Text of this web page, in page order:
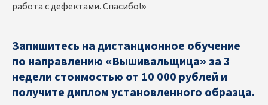
работа с дефектами. Спасибо!»
Запишитесь на дистанционное обучение
по направлению «Вышивальщица» за 3
недели стоимостью от 10 000 рублей и
получите диплом установленного образца.